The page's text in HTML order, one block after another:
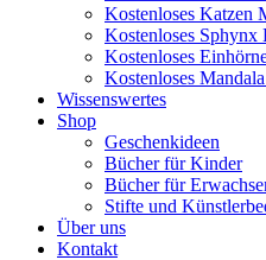
Kostenloses Katzen
Kostenloses Sphynx
Kostenloses
Kostenloses
Wissenswertes
Shop
Geschenkideen
Bücher für Kinder
Bücher für
Stifte und
Über uns
Kontakt